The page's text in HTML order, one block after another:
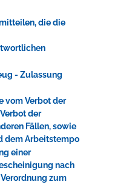
die die
- Zulassung
vom Verbot der
der
Fällen, sowie
dem Arbeitstempo
einer
nach
Verordnung zum